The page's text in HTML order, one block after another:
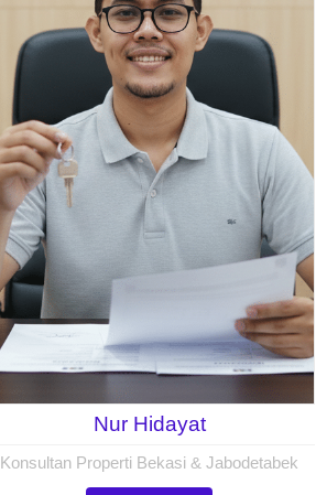
Nur Hidayat
Konsultan Properti Bekasi & Jabodetabek